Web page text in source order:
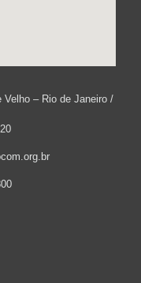
Velho – Rio de Janeiro /